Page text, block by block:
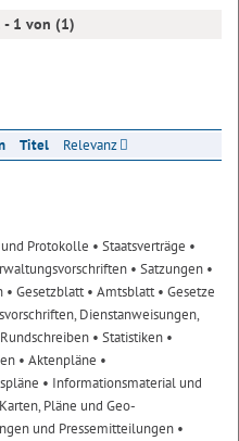
- 1 von (1)
Titel Relevanz
Protokolle • Staatsverträge •
• Satzungen •
• Gesetzblatt• Amtsblatt• Gesetze
Dienstanweisungen,
• Statistiken •
• Aktenpläne •
• Informationsmaterial und
Pläne und Geo-
und Pressemitteilungen •